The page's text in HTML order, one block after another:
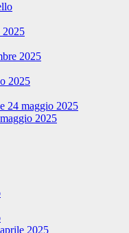
2025
2025
2025
24 maggio 2025
2025
2025